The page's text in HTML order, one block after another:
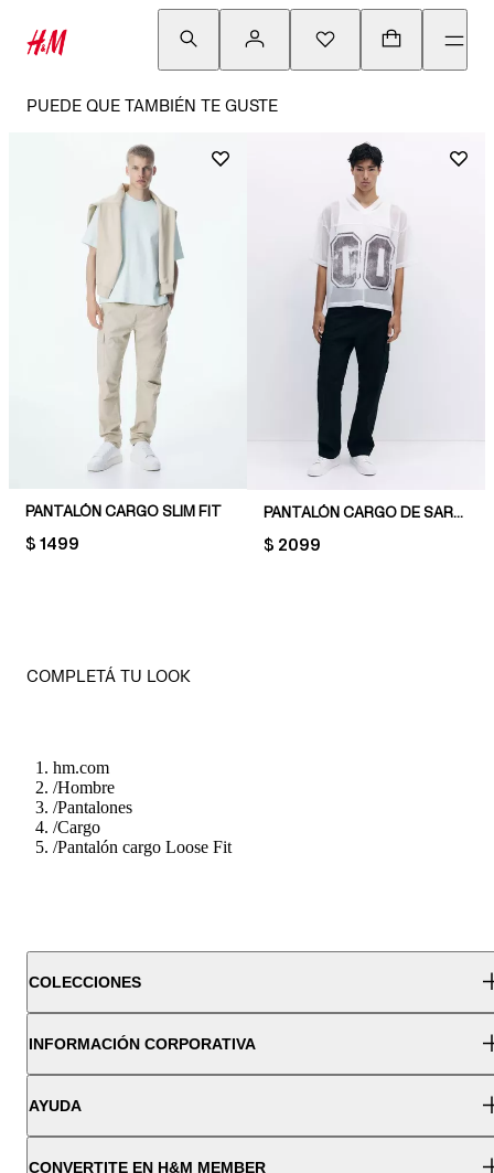
PUEDE QUE TAMBIÉN TE GUSTE
PANTALÓN CARGO SLIM FIT
PRICE:
$ 1499
PANTALÓN CARGO DE SARGA REGULAR FIT
PRICE:
$ 2099
COMPLETÁ TU LOOK
hm.com
/Hombre
/Pantalones
/Cargo
/Pantalón cargo Loose Fit
COLECCIONES
INFORMACIÓN CORPORATIVA
AYUDA
CONVERTITE EN H&M MEMBER